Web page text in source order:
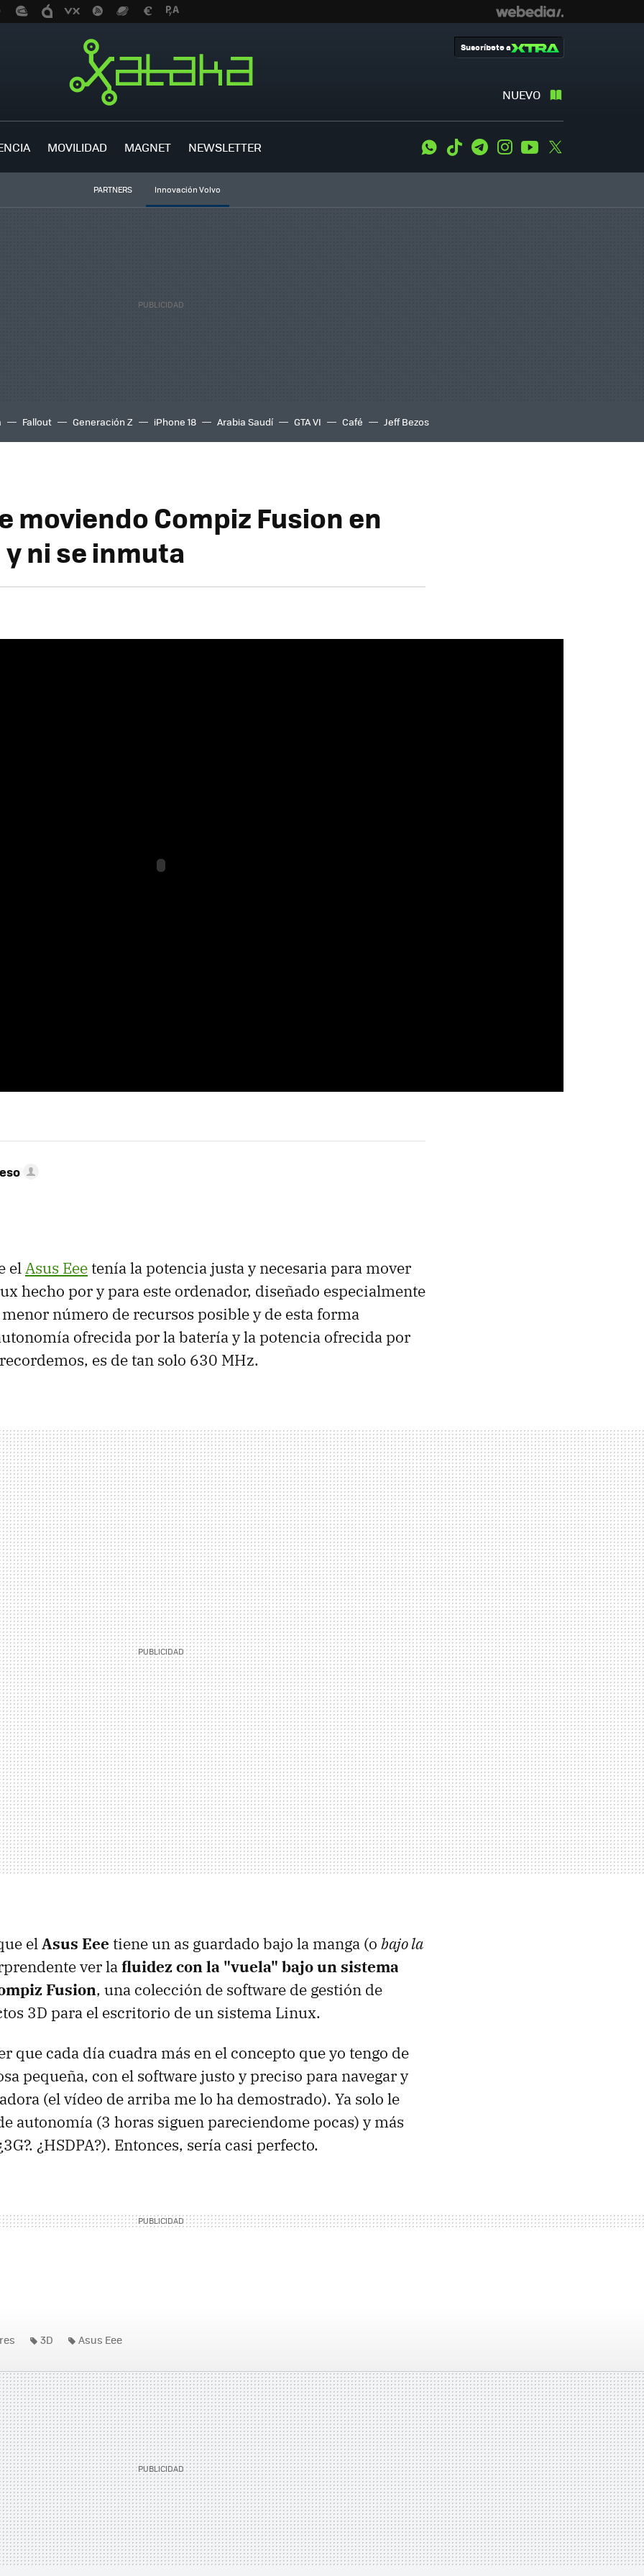
NUEVO
Suscríbete a
MOVILIDAD MAGNET NEWSLETTER WhatsApp
Tiktok TelegramInstagramYoutube
PARTNERS Innovación Volvo
Fallout Generación Z iPhone 18 Arabia Saudí GTA VI Café Jeff Bezos
moviendo Compiz Fusion en
ni se inmuta
elAsus Eee tenía la potencia justa y necesaria para mover
hecho por y para este ordenador, diseñado especialmente
número de recursos posible y de esta forma
ofrecida por la batería y la potencia ofrecida por
es de tan solo 630 MHz.
elAsus Eee tiene un as guardado bajo la manga (o bajo la
ver lafluidez con la "vuela" bajo un sistema
Fusion, una colección de software de gestión de
3D para el escritorio de un sistema Linux.
que cada día cuadra más en el concepto que yo tengo de
pequeña, con el software justo y preciso para navegar y
(el vídeo de arriba me lo ha demostrado). Ya solo le
autonomía (3 horas siguen pareciendome pocas) y más
¿HSDPA?). Entonces, sería casi perfecto.
3D Asus Eee